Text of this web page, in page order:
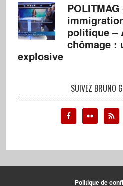
politique –
chômage :
explosive
SUIVEZ BRUNO
Politique de